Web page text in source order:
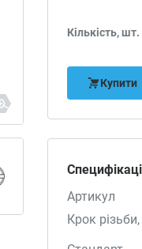
Кількість, шт.
Купити
Артикул
Крок